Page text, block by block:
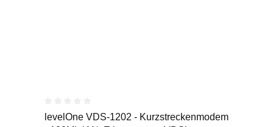
Durchschnittliche Bewertung von 0 von 5 Sternen
levelOne VDS-1202 - Kurzstreckenmodem